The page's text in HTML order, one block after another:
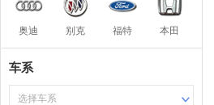
奥迪 别克 福特 本田
车系
选择车系